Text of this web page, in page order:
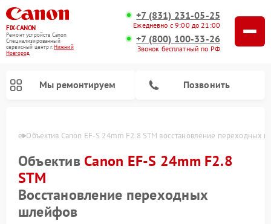
FIX-CANON
Ремонт устройств Canon
Специализированный
cервисный центр г.Нижний
Новгород
+7 (831) 231-05-25
Ежедневно с 9:00 до 21:00
+7 (800) 100-33-26
Звонок бесплатный по РФ
Мы ремонтируем Позвонить
Объектив Canon EF-S 24mm F2.8 STM восстановление переходных
Объектив Canon EF-S 24mm F2.8
STM
Восстановление переходных
шлейфов